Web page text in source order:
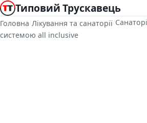
Типовий Трускавець
Головна/Лікування та санаторії/
системою all inclusive